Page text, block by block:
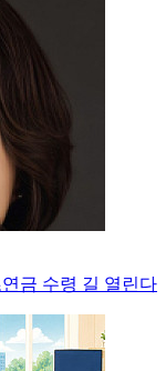
금 수령 길 열린다